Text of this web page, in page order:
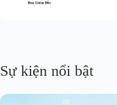
Sự kiện nổi bật